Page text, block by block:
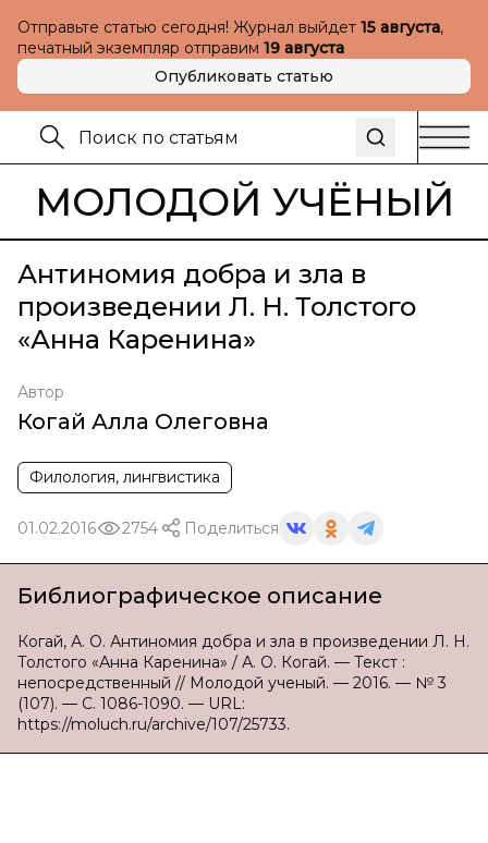
Отправьте статью сегодня! Журнал выйдет 15 августа,
печатный экземпляр отправим 19 августа
Опубликовать статью
МОЛОДОЙ УЧЁНЫЙ
Антиномия добра и зла в
произведении Л. Н. Толстого
«Анна Каренина»
Автор
Когай Алла Олеговна
Филология, лингвистика
01.02.2016 2754 Поделиться
Библиографическое описание
Когай, А. О. Антиномия добра и зла в произведении Л. Н.
Толстого «Анна Каренина» / А. О. Когай. — Текст :
непосредственный // Молодой ученый. — 2016. — № 3
(107). — С. 1086-1090. — URL:
https://moluch.ru/archive/107/25733.